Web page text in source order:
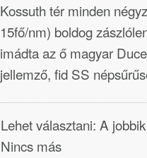
Kossuth tér minden
15fő/nm) boldog
imádta az ő magyar
jellemző, fid SS
Lehet választani: A
Nincs más